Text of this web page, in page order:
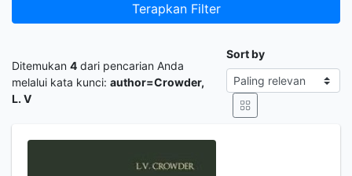
Terapkan Filter
Ditemukan 4 dari pencarian Anda
melalui kata kunci: author=Crowder,
L. V
Sort by